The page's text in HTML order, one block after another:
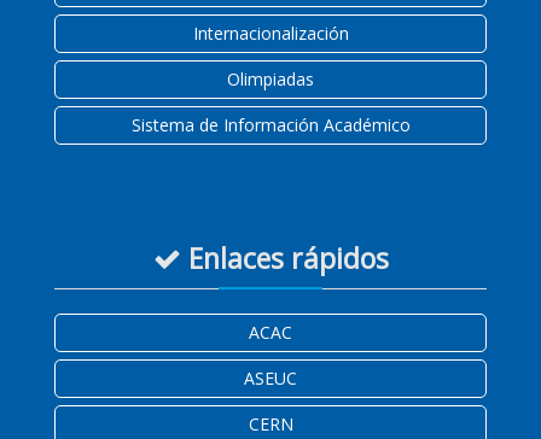
Internacionalización
Olimpiadas
Sistema de Información Académico
Enlaces rápidos
ACAC
ASEUC
CERN